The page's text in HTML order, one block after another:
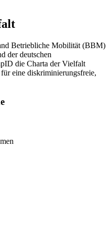
Betriebliche Mobilität (BBM)
der deutschen
die Charta der Vielfalt
eine diskriminierungsfreie,